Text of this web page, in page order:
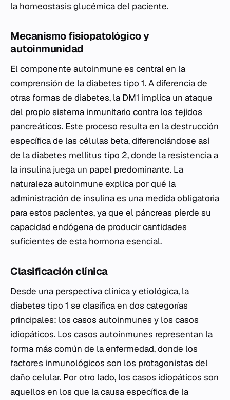
la homeostasis glucémica del paciente.
Mecanismo fisiopatológico y
autoinmunidad
El componente autoinmune es central en la
comprensión de la diabetes tipo 1. A diferencia de
otras formas de diabetes, la DM1 implica un ataque
del propio sistema inmunitario contra los tejidos
pancreáticos. Este proceso resulta en la destrucción
específica de las células beta, diferenciándose así
de ladiabetes mellitus tipo 2, donde la resistencia a
la insulina juega un papel predominante. La
naturaleza autoinmune explica por qué la
administración de insulina es una medida obligatoria
para estos pacientes, ya que el páncreas pierde su
capacidad endógena de producir cantidades
suficientes de esta hormona esencial.
Clasificación clínica
Desde una perspectiva clínica y etiológica, la
diabetes tipo 1 se clasifica en dos categorías
principales: los casos autoinmunes y los casos
idiopáticos. Los casos autoinmunes representan la
forma más común de la enfermedad, donde los
factores inmunológicos son los protagonistas del
daño celular. Por otro lado, los casos idiopáticos son
aquellos en los que la causa específica de la